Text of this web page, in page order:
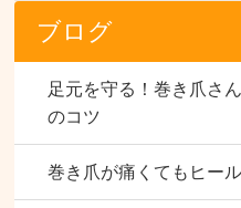
ブログ
足元を守る！巻き爪さ
のコツ
巻き爪が痛くてもヒー